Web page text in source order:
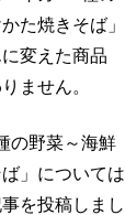
た焼きそば」
変えた商品
ません。
の野菜～海鮮
」については
を投稿しまし